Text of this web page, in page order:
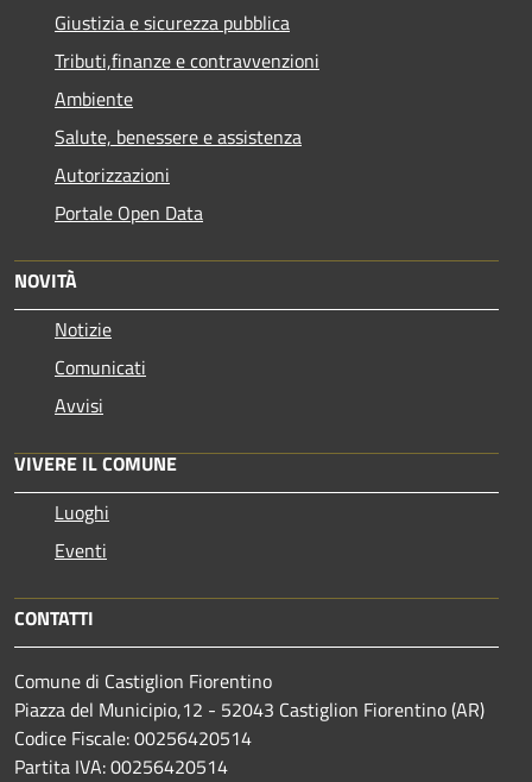
Giustizia e sicurezza pubblica
Tributi,finanze e contravvenzioni
Ambiente
Salute, benessere e assistenza
Autorizzazioni
Portale Open Data
NOVITÀ
Notizie
Comunicati
Avvisi
VIVERE IL COMUNE
Luoghi
Eventi
CONTATTI
Comune di Castiglion Fiorentino
Piazza del Municipio,12 - 52043 Castiglion Fiorentino (AR)
Codice Fiscale: 00256420514
Partita IVA: 00256420514